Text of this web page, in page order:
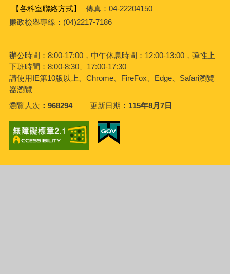
【各科室聯絡方式】
傳真：04-22204150
廉政檢舉專線：(04)2217-7186
辦公時間：8:00-17:00，中午休息時間：12:00-13:00，彈性上
下班時間：8:00-8:30、17:00-17:30
請使用IE第10版以上、Chrome、FireFox、Edge、Safari瀏覽
器瀏覽
瀏覽人次
968294 更新日期 115年8月7日